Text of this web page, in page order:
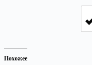
Похожее